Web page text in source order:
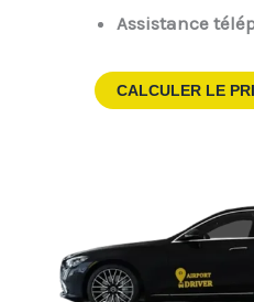
Assistance
CALCULER LE